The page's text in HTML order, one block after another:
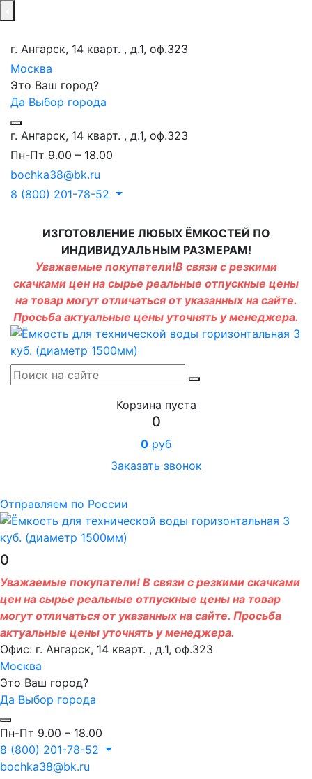
г. Ангарск, 14 кварт. , д.1, оф.323
Москва
Это Ваш город?
Да Выбор города
г. Ангарск, 14 кварт. , д.1, оф.323
Пн-Пт 9.00 – 18.00
bochka38@bk.ru
8 (800) 201-78-52
ИЗГОТОВЛЕНИЕ ЛЮБЫХ ЁМКОСТЕЙ ПО
ИНДИВИДУАЛЬНЫМ РАЗМЕРАМ!
Уважаемые покупатели!В связи с резкими
скачками цен на сырье реальные отпускные цены
на товар могут отличаться от указанных на сайте.
Просьба актуальные цены уточнять у менеджера.
Корзина пуста
0
0 руб
Заказать звонок
Отправляем по России
0
Уважаемые покупатели! В связи с резкими скачками
цен на сырье реальные отпускные цены на товар
могут отличаться от указанных на сайте. Просьба
актуальные цены уточнять у менеджера.
Офис: г. Ангарск, 14 кварт. , д.1, оф.323
Москва
Это Ваш город?
Да Выбор города
Пн-Пт 9.00 – 18.00
8 (800) 201-78-52
bochka38@bk.ru